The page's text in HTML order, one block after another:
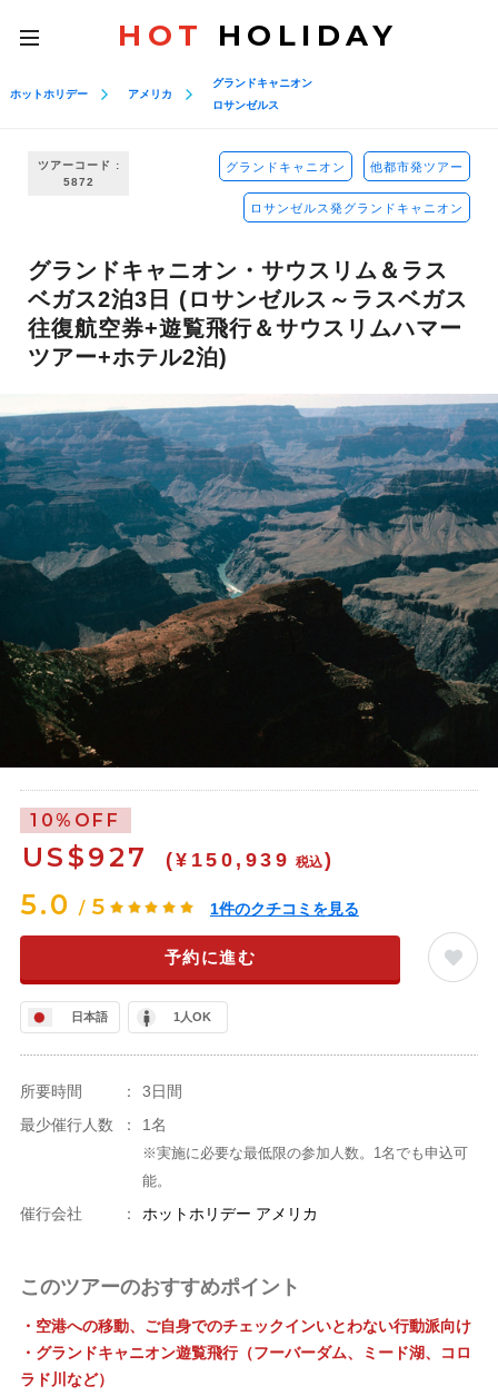
toggle
navigation
HOT HOLIDAY
ホットホリデー アメリカ
グランドキャニオン
ロサンゼルス
ツアーコード :
5872
グランドキャニオン 他都市発ツアー
ロサンゼルス発グランドキャニオン
グランドキャニオン・サウスリム＆ラス
ベガス2泊3日 (ロサンゼルス～ラスベガス
往復航空券+遊覧飛行＆サウスリムハマー
ツアー+ホテル2泊)
10%OFF
US$927 (¥150,939 税込)
5.0 / 5 1件のクチコミを見る
予約に進む
日本語 1人OK
所要時間 ：
3日間
最少催行人数
： 1名
※実施に必要な最低限の参加人数。1名でも申込可
能。
催行会社 ： ホットホリデー アメリカ
このツアーのおすすめポイント
・空港への移動、ご自身でのチェックインいとわない行動派向け
・グランドキャニオン遊覧飛行（フーバーダム、ミード湖、コロ
ラド川など）